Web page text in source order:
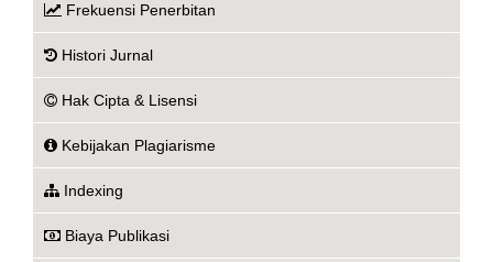
Frekuensi Penerbitan
Histori Jurnal
Hak Cipta & Lisensi
Kebijakan Plagiarisme
Indexing
Biaya Publikasi